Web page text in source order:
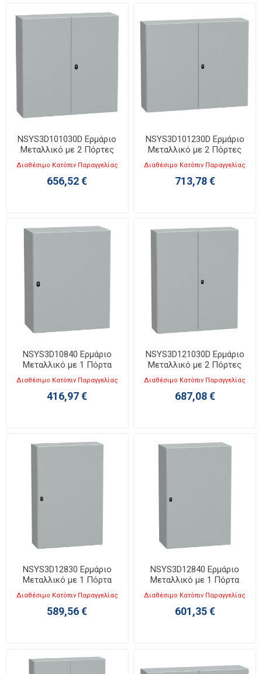
NSYS3D101030D Ερμάριο
Μεταλλικό με 2 Πόρτες
Υ1000XΠ1000XΒ300mm
Spacial S3D
Διαθέσιμο Κατόπιν Παραγγελίας
656,52 €
NSYS3D101230D Ερμάριο
Μεταλλικό με 2 Πόρτες
Υ1000XΠ1200XΒ300mm
Spacial S3D
Διαθέσιμο Κατόπιν Παραγγελίας
713,78 €
NSYS3D10840 Ερμάριο
Μεταλλικό με 1 Πόρτα
Υ1000XΠ800XΒ400mm
Spacial S3D
Διαθέσιμο Κατόπιν Παραγγελίας
416,97 €
NSYS3D121030D Ερμάριο
Μεταλλικό με 2 Πόρτες
Υ1200XΠ1000XΒ300mm
Spacial S3D
Διαθέσιμο Κατόπιν Παραγγελίας
687,08 €
NSYS3D12830 Ερμάριο
Μεταλλικό με 1 Πόρτα
Υ1200XΠ800XΒ300mm
Spacial S3D
Διαθέσιμο Κατόπιν Παραγγελίας
589,56 €
NSYS3D12840 Ερμάριο
Μεταλλικό με 1 Πόρτα
Υ1200XΠ800XΒ400mm
Spacial S3D
Διαθέσιμο Κατόπιν Παραγγελίας
601,35 €